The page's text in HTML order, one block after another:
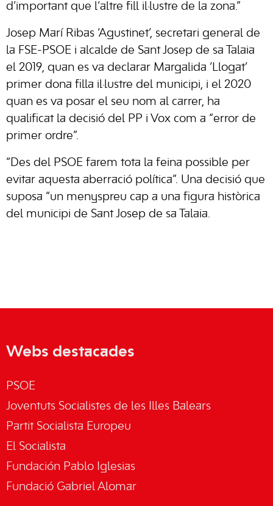
d’important que l’altre fill il·lustre de la zona.”
Josep Marí Ribas ‘Agustinet’, secretari general de
la FSE-PSOE i alcalde de Sant Josep de sa Talaia
el 2019, quan es va declarar Margalida ‘Llogat’
primer dona filla il·lustre del municipi, i el 2020
quan es va posar el seu nom al carrer, ha
qualificat la decisió del PP i Vox com a “error de
primer ordre”.
“Des del PSOE farem tota la feina possible per
evitar aquesta aberració política”. Una decisió que
suposa “un menyspreu cap a una figura històrica
del municipi de Sant Josep de sa Talaia.
Webs destacades
PSOE
Joventuts Socialistes de les Illes Balears
Partit Socialista Europeu
El Socialista
Fundación Pablo Iglesias
Fundació Gabriel Alomar